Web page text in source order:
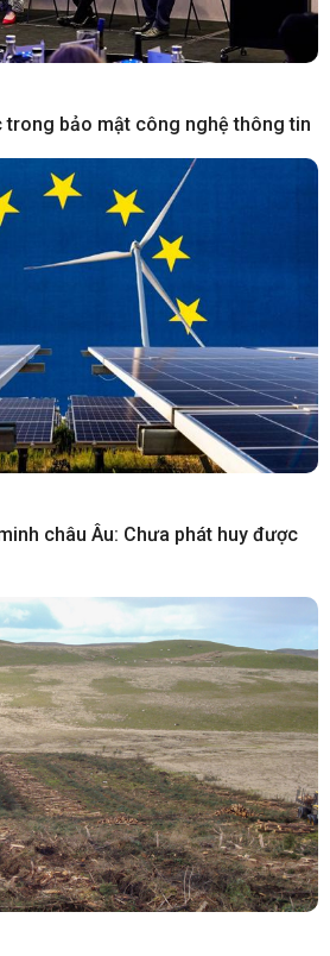
trong bảo mật công nghệ thông tin
châu Âu: Chưa phát huy được